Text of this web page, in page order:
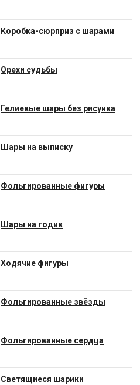
Коробка-сюрприз с шарами
Орехи судьбы
Гелиевые шары без рисунка
Шары на выписку
Фольгированные фигуры
Шары на годик
Ходячие фигуры
Фольгированные звёзды
Фольгированные сердца
Светящиеся шарики